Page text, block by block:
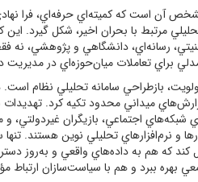
آن است که کميته‌اي حرفه‌اي، فرا
مرتبط با بحران اخير، شکل گيرد. اين
رسانه‌اي، دانشگاهي و پژوهشي، نه
براي تعاملات ميان‌حوزه‌اي در
بازطراحي سامانه تحليلي نظام
ميداني محدود تکيه کرد. تهديدات
شبکه‌هاي اجتماعي، بازيگران غيردولتي،
و نرم‌افزارهاي تحليلي نوين‌ هستند.
که هم به داده‌هاي واقعي و به‌روز
بهره ببرد و هم با سياست‌سازان ارتباط